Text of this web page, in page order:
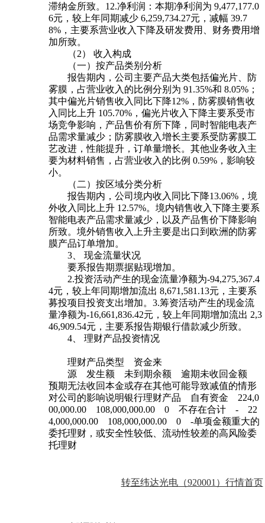
滞纳金所致。12.净利润：本期净利润为 9,477,177.0
6元，较上年同期减少 6,259,734.27元，减幅 39.7
8%，主要系营业收入下降及研发费用、财务费用增
加所致。
（2） 收入构成
（一）按产品类别分析
报告期内，公司主要产品大类包括偏光片、防
雾膜，占营业收入的比例分别为 91.35%和 8.05%；
其中偏光片销售收入同比下降12%，防雾膜销售收
入同比上升 105.70%，偏光片收入下降主要系受市
场竞争影响，产品售价有所下降，同时智能电表产
品需求量减少；防雾膜收入增长主要系受防雾膜工
艺改进，性能提升，订单量增长。其他业务收入主
要为材料销售，占营业收入的比例 0.59%，影响较
小。
（二）按区域分类分析
报告期内，公司境内收入同比下降13.06%，境
外收入同比上升 12.57%。境内销售收入下降主要系
智能电表产品需求量减少，以及产品售价下降影响
所致。境外销售收入上升主要是出口到欧洲的防雾
膜产品订单增加。
3、 现金流量状况
要系报告期票据贴现增加。
2.投资活动产生的现金流量净额为-94,275,367.4
4元，较上年同期增加流出 8,671,581.13元，主要系
募投项目投资支出增加。3.筹资活动产生的现金流
量净额为-16,661,836.42元，较上年同期增加流出 2,3
46,909.54元，主要系报告期银行借款减少所致。
4、 理财产品投资情况
理财产品类型 资金来
源 发生额 未到期余额 逾期未收回金额
预期无法收回本金或存在其他可能导致减值的情形
对公司的影响说明银行理财产品 自有资金 224,0
00,000.00 108,000,000.00 0 不存在合计 - 22
4,000,000.00 108,000,000.00 0 -单项金额重大的
委托理财，或安全性较低、流动性较差的高风险委
托理财
转至纬达光电（920001）行情首页